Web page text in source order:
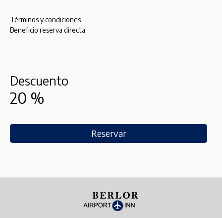
Términos y condiciones
Beneficio reserva directa
Descuento
20 %
Reservar